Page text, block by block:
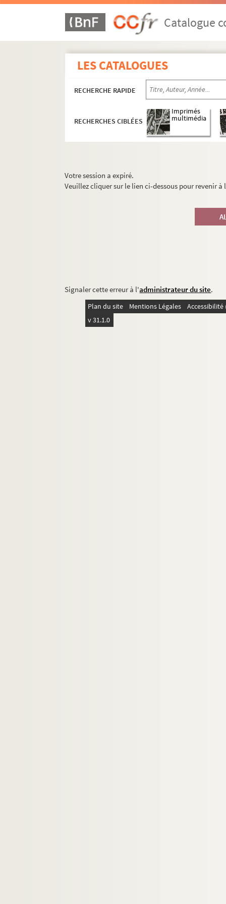
Catalogue
LES CATALOGUES
RECHERCHE RAPIDE
RECHERCHES CIBLÉES
Imprimés
multimédia
Votre session a expiré.
Veuillez cliquer sur le lien ci-dessous pour revenir
Signaler cette erreur à l'administrateur du site.
Plan du site Mentions Légales
v 31.1.0